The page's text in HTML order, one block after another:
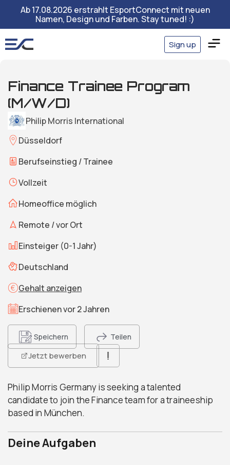
Ab 17.08.2026 erstrahlt EsportConnect mit neuen
Namen, Design und Farben. Stay tuned! :)
Sign up
Finance Trainee Program
(M/W/D)
Philip Morris International
Düsseldorf
Berufseinstieg / Trainee
Vollzeit
Homeoffice möglich
Remote / vor Ort
Einsteiger (0-1 Jahr)
Deutschland
Gehalt anzeigen
Erschienen vor 2 Jahren
Speichern Teilen
Jetzt bewerben
Philip Morris Germany is seeking a talented
candidate to join the Finance team for a traineeship
based in München.
Deine Aufgaben